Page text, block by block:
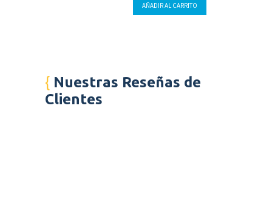
AÑADIR AL CARRITO
Nuestras Reseñas de
Clientes